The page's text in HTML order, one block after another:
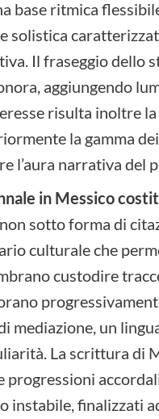
base ritmica
solistica
Il fraseggio dello
aggiungendo
risulta inoltre
la gamma
l’aura narrativa del
in Messico
sotto forma di
culturale che
custodire
mediazione, un
La scrittura di
progressioni
instabile, finalizzati